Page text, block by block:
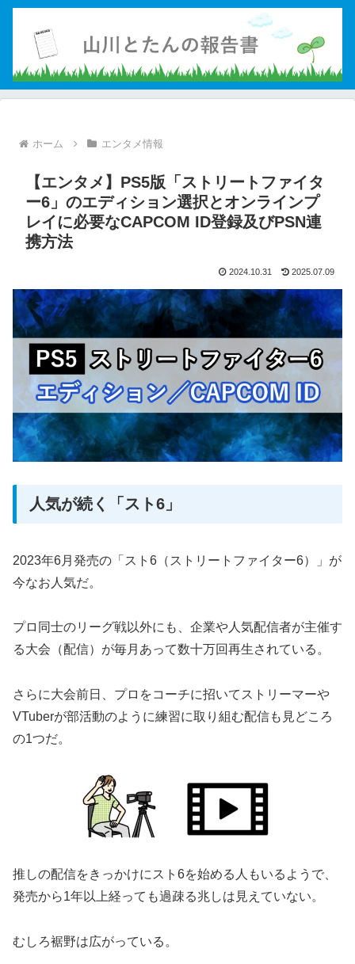
ホーム エンタメ情報
【エンタメ】PS5版「ストリートファイタ
ー6」のエディション選択とオンラインプ
レイに必要なCAPCOM ID登録及びPSN連
携方法
2024.10.31 2025.07.09
人気が続く「スト6」
2023年6月発売の「スト6（ストリートファイター6）」が
今なお人気だ。
プロ同士のリーグ戦以外にも、企業や人気配信者が主催す
る大会（配信）が毎月あって数十万回再生されている。
さらに大会前日、プロをコーチに招いてストリーマーや
VTuberが部活動のように練習に取り組む配信も見どころ
の1つだ。
推しの配信をきっかけにスト6を始める人もいるようで、
発売から1年以上経っても過疎る兆しは見えていない。
むしろ裾野は広がっている。